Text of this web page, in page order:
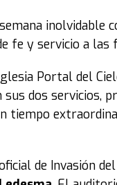
inolvidable
fe y servicio a las
Portal del
dos servicios,
tiempo
de Invasión